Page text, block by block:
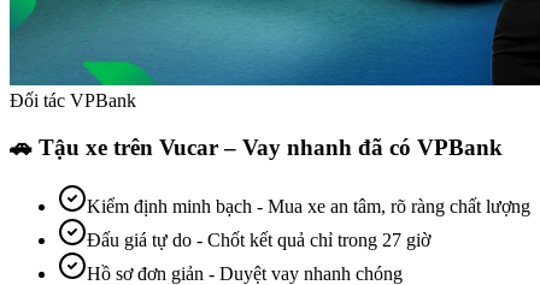
Đối tác VPBank
🚗 Tậu xe trên Vucar – Vay nhanh đã có VPBank
Kiểm định minh bạch - Mua xe an tâm, rõ ràng chất lượng
Đấu giá tự do - Chốt kết quả chỉ trong 27 giờ
Hồ sơ đơn giản - Duyệt vay nhanh chóng